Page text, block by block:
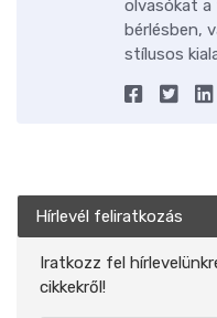
olvasókat a
bérlésben,
stílusos
Hírlevél feliratkozás
Iratkozz fel
cikkekről!